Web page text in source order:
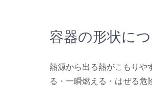
容器の形状に
熱源から出る熱がこもりや
る・一瞬燃える・はぜる危